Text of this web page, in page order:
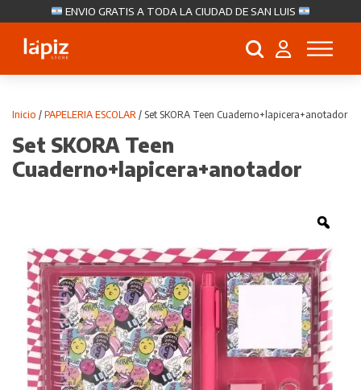
ENVIO GRATIS A TODA LA CIUDAD DE SAN LUIS
Búsqueda
Inicio / PAPELERIA ESCOLAR / Set SKORA Teen Cuaderno+lapicera+anotador
Set SKORA Teen
Cuaderno+lapicera+anotador